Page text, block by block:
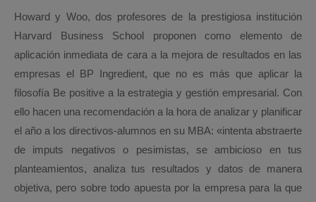
Howard y Woo, dos profesores de la prestigiosa institución
Harvard Business School proponen como elemento de
aplicación inmediata de cara a la mejora de resultados en las
empresas el BP Ingredient, que no es más que aplicar la
filosofía Be positive a la estrategia y gestión empresarial. Con
ello hacen una recomendación a la hora de analizar y planificar
el año a los directivos-alumnos en su MBA: «intenta abstraerte
de imputs negativos o pesimistas, se ambicioso en tus
planteamientos, analiza tus resultados y datos de manera
objetiva, pero sobre todo apuesta por la empresa para la que